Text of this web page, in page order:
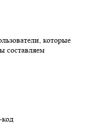
которые
составляем
код